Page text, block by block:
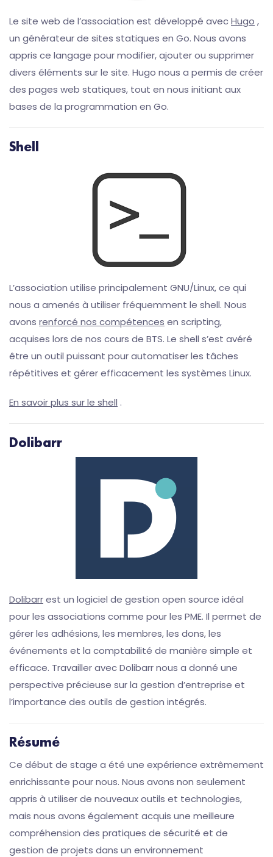
Le site web de l’association est développé avecHugo ,
un générateur de sites statiques en Go. Nous avons
appris ce langage pour modifier, ajouter ou supprimer
divers éléments sur le site. Hugo nous a permis de créer
des pages web statiques, tout en nous initiant aux
bases de la programmation en Go.
Shell
L’association utilise principalement GNU/Linux, ce qui
nous a amenés à utiliser fréquemment le shell. Nous
avons renforcé nos compétences en scripting,
acquises lors de nos cours de BTS. Le shell s’est avéré
être un outil puissant pour automatiser les tâches
répétitives et gérer efficacement les systèmes Linux.
En savoir plus sur le shell .
Dolibarr
Dolibarrest un logiciel de gestion open source idéal
pour les associations comme pour les PME. Il permet de
gérer les adhésions, les membres, les dons, les
événements et la comptabilité de manière simple et
efficace. Travailler avec Dolibarr nous a donné une
perspective précieuse sur la gestion d’entreprise et
l’importance des outils de gestion intégrés.
Résumé
Ce début de stage a été une expérience extrêmement
enrichissante pour nous. Nous avons non seulement
appris à utiliser de nouveaux outils et technologies,
mais nous avons également acquis une meilleure
compréhension des pratiques de sécurité et de
gestion de projets dans un environnement